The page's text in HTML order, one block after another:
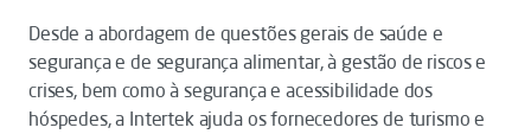
Desde a abordagem de questões gerais de saúde e
segurança e de segurança alimentar, à gestão de riscos e
crises, bem como à segurança e acessibilidade dos
hóspedes, a Intertek ajuda os fornecedores de turismo e